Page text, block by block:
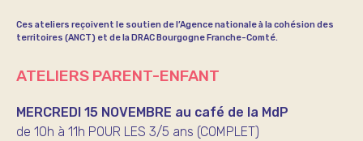
Ces ateliers reçoivent le soutien de l’Agence nationale à la cohésion des
territoires (ANCT) et de la DRAC Bourgogne Franche-Comté.
ATELIERS PARENT-ENFANT
MERCREDI 15 NOVEMBRE au café de la MdP
de 10h à 11h POUR LES 3/5 ans (COMPLET)